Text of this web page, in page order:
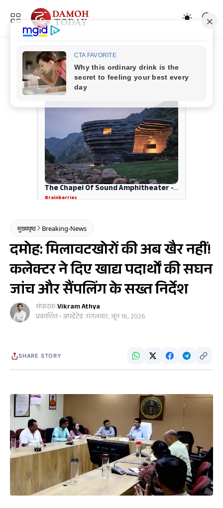
ADVERTISEMENT
मुख्यपृष्ठ Breaking-News
दमोह: मिलावटखोरों की अब खैर नहीं!
कलेक्टर ने दिए खाद्य पदार्थों की सघन
जांच और सैंपलिंग के सख्त निर्देश
संपादक:Vikram Athya
प्रकाशित • अपडेटेड :मंगलवार, जून 16, 2026
SHARE STORY